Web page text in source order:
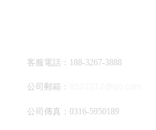
公司傳真：0316-5950189
公司郵箱：
客服電話：188-3267-3888